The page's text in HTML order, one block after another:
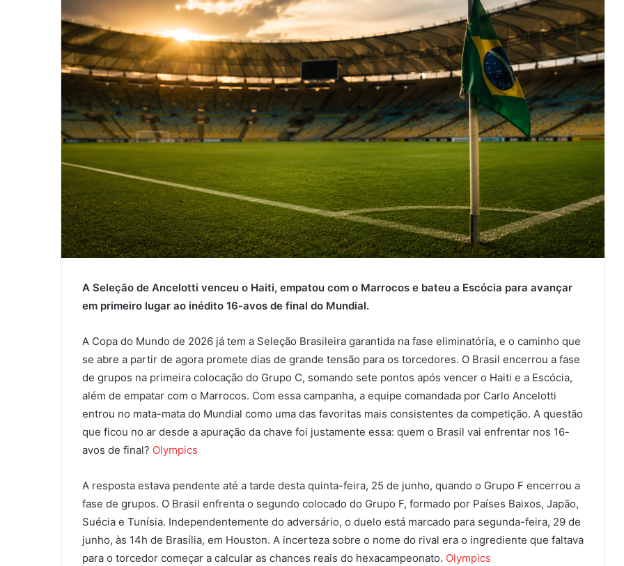
A Seleção de Ancelotti venceu o Haiti, empatou com o Marrocos e bateu a Escócia para avançar
em primeiro lugar ao inédito 16-avos de final do Mundial.
A Copa do Mundo de 2026 já tem a Seleção Brasileira garantida na fase eliminatória, e o caminho que
se abre a partir de agora promete dias de grande tensão para os torcedores. O Brasil encerrou a fase
de grupos na primeira colocação do Grupo C, somando sete pontos após vencer o Haiti e a Escócia,
além de empatar com o Marrocos. Com essa campanha, a equipe comandada por Carlo Ancelotti
entrou no mata-mata do Mundial como uma das favoritas mais consistentes da competição. A questão
que ficou no ar desde a apuração da chave foi justamente essa: quem o Brasil vai enfrentar nos 16-
avos de final? Olympics
A resposta estava pendente até a tarde desta quinta-feira, 25 de junho, quando o Grupo F encerrou a
fase de grupos. O Brasil enfrenta o segundo colocado do Grupo F, formado por Países Baixos, Japão,
Suécia e Tunísia. Independentemente do adversário, o duelo está marcado para segunda-feira, 29 de
junho, às 14h de Brasília, em Houston. A incerteza sobre o nome do rival era o ingrediente que faltava
para o torcedor começar a calcular as chances reais do hexacampeonato. Olympics